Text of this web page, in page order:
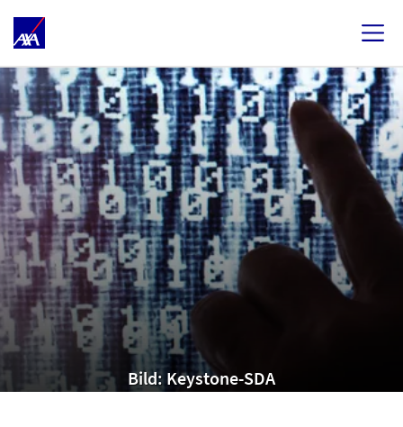
Bild: Keystone-SDA